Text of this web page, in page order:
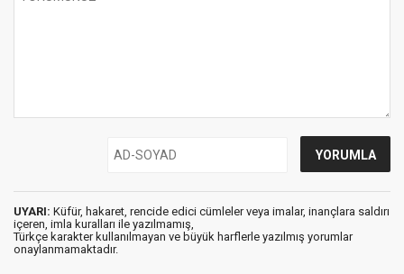
UYARI: Küfür, hakaret, rencide edici cümleler veya imalar, inançlara saldırı
içeren, imla kuralları ile yazılmamış,
Türkçe karakter kullanılmayan ve büyük harflerle yazılmış yorumlar
onaylanmamaktadır.